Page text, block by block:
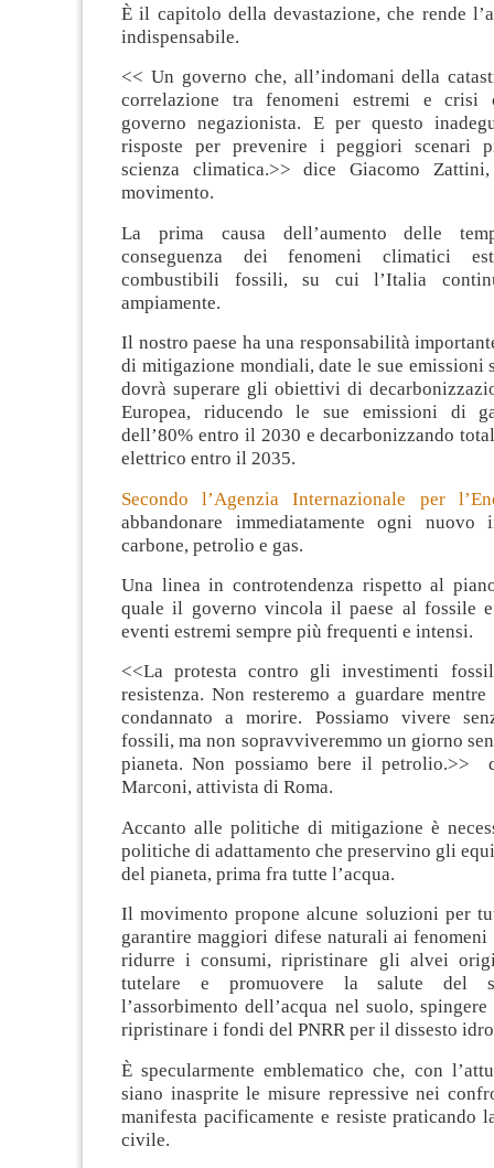
È il capitolo della devastazione, che rende
indispensabile.
<< Un governo che, all’indomani della
correlazione tra fenomeni estremi e crisi
governo negazionista. E per questo
risposte per prevenire i peggiori scenari
scienza climatica.>> dice Giacomo
movimento.
La prima causa dell’aumento delle
conseguenza dei fenomeni climatici
combustibili fossili, su cui l’Italia
ampiamente.
Il nostro paese ha una responsabilità
di mitigazione mondiali, date le sue emissioni
dovrà superare gli obiettivi di
Europea, riducendo le sue emissioni di
dell’80% entro il 2030 e decarbonizzando
elettrico entro il 2035.
Secondo l’Agenzia Internazionale per
abbandonare immediatamente ogni nuovo
carbone, petrolio e gas.
Una linea in controtendenza rispetto al
quale il governo vincola il paese al fossile
eventi estremi sempre più frequenti e intensi.
<<La protesta contro gli investimenti
resistenza. Non resteremo a guardare
condannato a morire. Possiamo vivere
fossili, ma non sopravviveremmo un giorno
pianeta. Non possiamo bere il petrolio.>>
Marconi, attivista di Roma.
Accanto alle politiche di mitigazione è
politiche di adattamento che preservino gli
del pianeta, prima fra tutte l’acqua.
Il movimento propone alcune soluzioni per
garantire maggiori difese naturali ai fenomeni
ridurre i consumi, ripristinare gli alvei
tutelare e promuovere la salute del
l’assorbimento dell’acqua nel suolo,
ripristinare i fondi del PNRR per il dissesto
È specularmente emblematico che, con
siano inasprite le misure repressive nei
manifesta pacificamente e resiste praticando
civile.